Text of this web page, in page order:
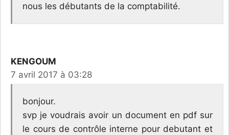
nous les débutants de la comptabilité.
KENGOUM
7 avril 2017 à 03:28
bonjour.
svp je voudrais avoir un document en pdf sur
le cours de contrôle interne pour debutant et